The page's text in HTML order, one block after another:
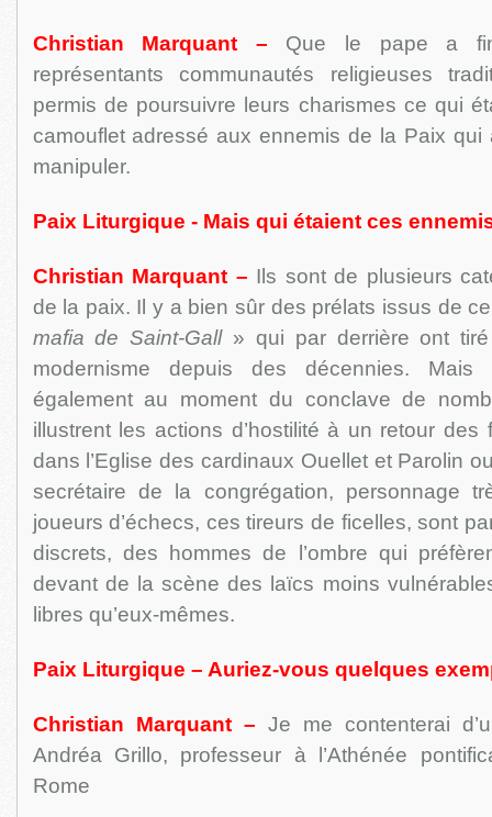
Christian Marquant – Que le pape a
représentants communautés religieuses
permis de poursuivre leurs charismes ce qui
camouflet adressé aux ennemis de la Paix
manipuler.
Paix Liturgique - Mais qui étaient ces
Christian Marquant – Ils sont de plusieurs
de la paix. Il y a bien sûr des prélats issus de
mafia de Saint-Gall» qui par derrière ont
modernisme depuis des décennies.
également au moment du conclave de
illustrent les actions d’hostilité à un retour des
dans l’Eglise des cardinaux Ouellet et Parolin
secrétaire de la congrégation, personnage
joueurs d’échecs, ces tireurs de ficelles, sont
discrets, des hommes de l’ombre qui
devant de la scène des laïcs moins
libres qu’eux-mêmes.
Paix Liturgique – Auriez-vous quelques
Christian Marquant – Je me contenterai
Andréa Grillo, professeur à l’Athénée
Rome